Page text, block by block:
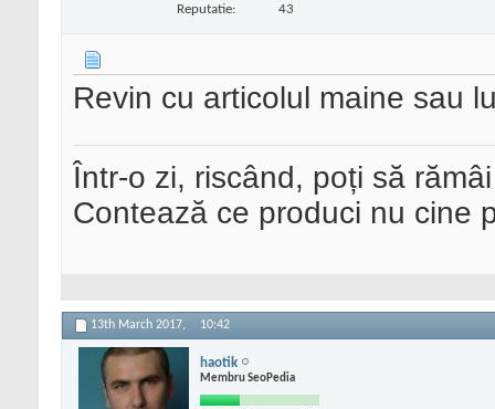
Reputatie: 43
Revin cu articolul maine sau
Într-o zi, riscând, poți să
Contează ce produci nu cine
13th March 2017, 10:42
haotik
Membru SeoPedia